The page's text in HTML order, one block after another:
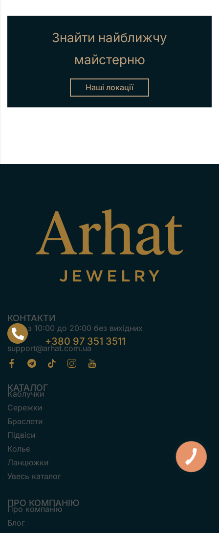
Знайти найближчу
майстерню
Наші локації
КОНТАКТИ
з 10:00 до 20:00 без вихідних
+380 97 351 3511
support@arhat.com.ua
КАТАЛОГ
Каблучки
Сережки
Браслети
Підвіси
Кольє
Ланцюжки
Увесь каталог
ПРО КОМПАНІЮ
Про компанію
Блог